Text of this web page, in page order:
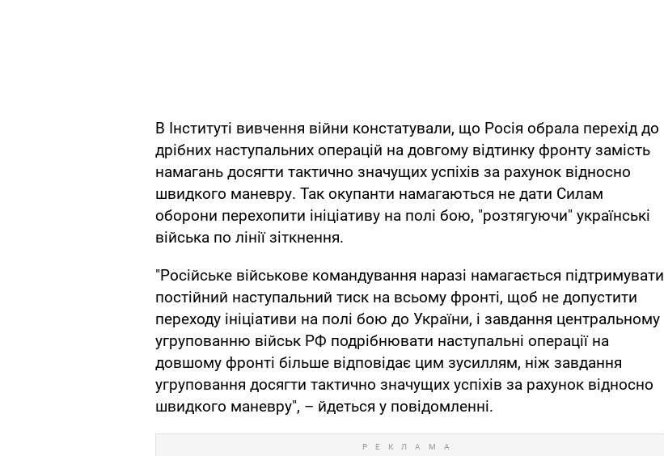
В Інституті вивчення війни констатували, що Росія обрала перехід до
дрібних наступальних операцій на довгому відтинку фронту замість
намагань досягти тактично значущих успіхів за рахунок відносно
швидкого маневру. Так окупанти намагаються не дати Силам
оборони перехопити ініціативу на полі бою, "розтягуючи" українські
війська по лінії зіткнення.
"Російське військове командування наразі намагається підтримувати
постійний наступальний тиск на всьому фронті, щоб не допустити
переходу ініціативи на полі бою до України, і завдання центральному
угрупованню військ РФ подрібнювати наступальні операції на
довшому фронті більше відповідає цим зусиллям, ніж завдання
угруповання досягти тактично значущих успіхів за рахунок відносно
швидкого маневру", – йдеться у повідомленні.